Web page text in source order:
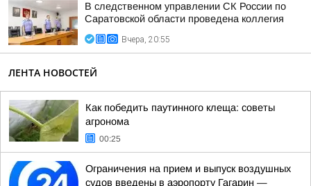
В следственном управлении СК России по
Саратовской области проведена коллегия
Вчера, 20:55
ЛЕНТА НОВОСТЕЙ
Как победить паутинного клеща: советы
агронома
00:25
Ограничения на прием и выпуск воздушных
судов введены в аэропорту Гагарин —